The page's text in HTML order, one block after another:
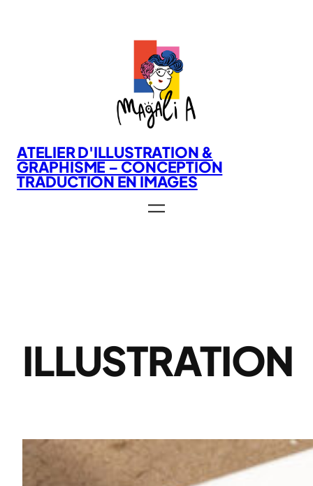
ATELIER D'ILLUSTRATION &
GRAPHISME – CONCEPTION
TRADUCTION EN IMAGES
ILLUSTRATION